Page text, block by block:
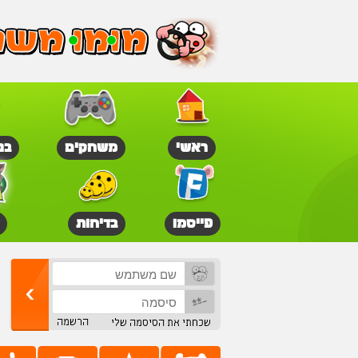
ראשי משחקים
פייסמו בדיחות
שכחתי את הסיסמה שלי הרשמה